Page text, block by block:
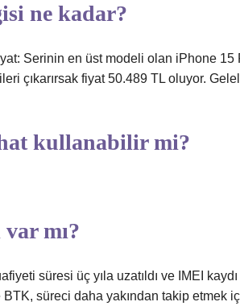
ne kadar?
Serinin en üst modeli olan iPhone 15
çıkarırsak fiyat 50.489 TL oluyor.
kullanabilir mi?
mı?
süresi üç yıla uzatıldı ve IMEI
süreci daha yakından takip etmek